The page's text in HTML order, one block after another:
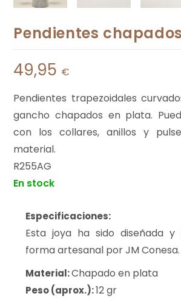
Pendientes
49,95 €
Pendientes trapezoidales
gancho chapados en plata.
con los collares, anillos y
material.
R255AG
En stock
Especificaciones:
Esta joya ha sido diseñada y
forma artesanal por JM Conesa.
Material:Chapado en plata
Peso (aprox.):12 gr